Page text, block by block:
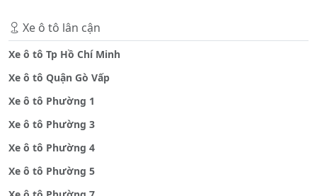
Xe ô tô lân cận
Xe ô tô Tp Hồ Chí Minh
Xe ô tô Quận Gò Vấp
Xe ô tô Phường 1
Xe ô tô Phường 3
Xe ô tô Phường 4
Xe ô tô Phường 5